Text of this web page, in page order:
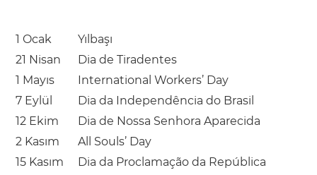
1 Ocak
Yılbaşı
21 Nisan
Dia de Tiradentes
1 Mayıs
International Workers’ Day
7 Eylül
Dia da Independência do Brasil
12 Ekim
Dia de Nossa Senhora Aparecida
2 Kasım
All Souls’ Day
15 Kasım
Dia da Proclamação da República